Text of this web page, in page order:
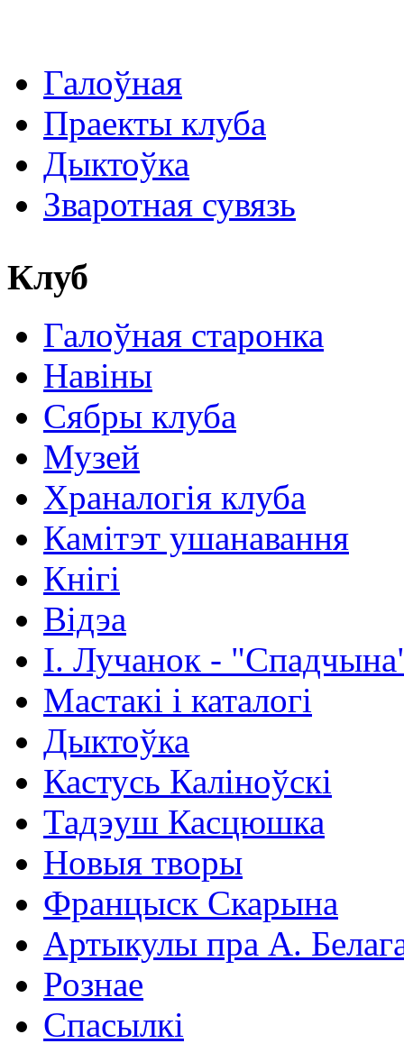
Галоўная
Праекты клуба
Дыктоўка
Зваротная сувязь
Клуб
Галоўная старонка
Навіны
Сябры клуба
Музей
Храналогія клуба
Камітэт ушанавання
Кнігі
Відэа
І. Лучанок -
Мастакі i каталогi
Дыктоўка
Кастусь Каліноўскі
Тадэуш Касцюшка
Новыя творы
Францыск Скарына
Артыкулы пра А.
Рознае
Спасылкі